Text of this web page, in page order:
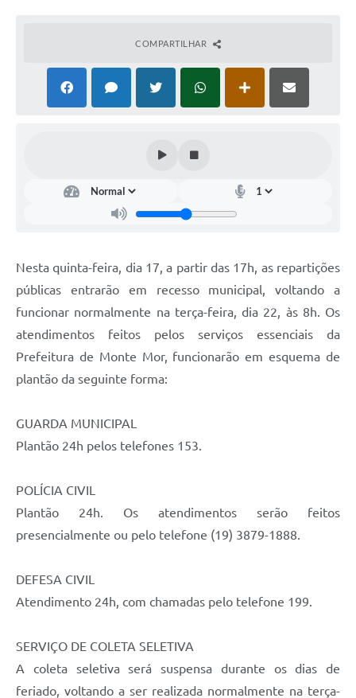
Audiências Públicas
Plano Diretor - Projetos
Arquivos para Download
SIC
COMPARTILHAR
Nesta quinta-feira, dia 17, a partir das 17h, as repartições
públicas entrarão em recesso municipal, voltando a
funcionar normalmente na terça-feira, dia 22, às 8h. Os
atendimentos feitos pelos serviços essenciais da
Prefeitura de Monte Mor, funcionarão em esquema de
plantão da seguinte forma:
GUARDA MUNICIPAL
Plantão 24h pelos telefones 153.
POLÍCIA CIVIL
Plantão 24h. Os atendimentos serão feitos
presencialmente ou pelo telefone (19) 3879-1888.
DEFESA CIVIL
Atendimento 24h, com chamadas pelo telefone 199.
SERVIÇO DE COLETA SELETIVA
A coleta seletiva será suspensa durante os dias de
feriado, voltando a ser realizada normalmente na terça-